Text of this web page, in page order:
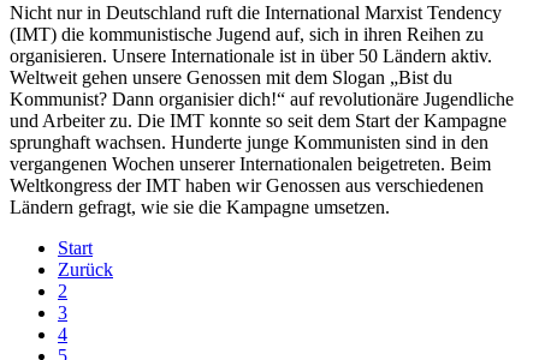
Nicht nur in Deutschland ruft die International Marxist Tendency
(IMT) die kommunistische Jugend auf, sich in ihren Reihen zu
organisieren. Unsere Internationale ist in über 50 Ländern aktiv.
Weltweit gehen unsere Genossen mit dem Slogan „Bist du
Kommunist? Dann organisier dich!“ auf revolutionäre Jugendliche
und Arbeiter zu. Die IMT konnte so seit dem Start der Kampagne
sprunghaft wachsen. Hunderte junge Kommunisten sind in den
vergangenen Wochen unserer Internationalen beigetreten. Beim
Weltkongress der IMT haben wir Genossen aus verschiedenen
Ländern gefragt, wie sie die Kampagne umsetzen.
Start
Zurück
2
3
4
5